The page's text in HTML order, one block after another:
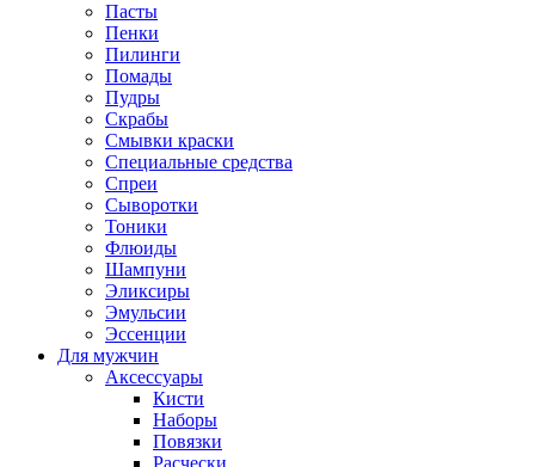
Пасты
Пенки
Пилинги
Помады
Пудры
Скрабы
Смывки краски
Специальные средства
Спреи
Сыворотки
Тоники
Флюиды
Шампуни
Эликсиры
Эмульсии
Эссенции
Для мужчин
Аксессуары
Кисти
Наборы
Повязки
Расчески